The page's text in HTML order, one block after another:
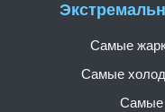
Самые
Самые
Самые